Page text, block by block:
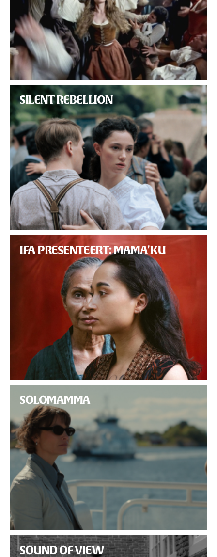
SILENT REBELLION
IFA PRESENTEERT: MAMA’KU
SOLOMAMMA
SOUND OF VIEW